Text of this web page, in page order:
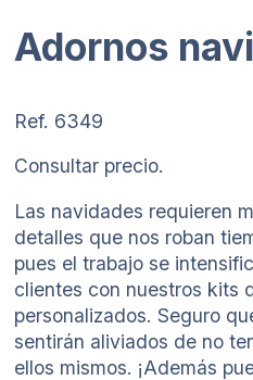
Adornos
Ref. 6349
Consultar precio.
Las navidades requieren
detalles que nos roban
pues el trabajo se
clientes con nuestros kits
personalizados. Seguro
sentirán aliviados de no
ellos mismos. ¡Además